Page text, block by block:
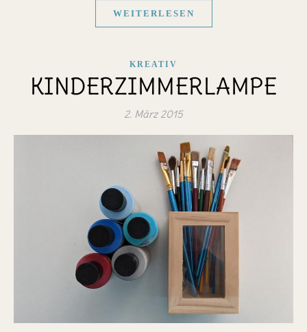
WEITERLESEN
KREATIV
KINDERZIMMERLAMPE
2. März 2015